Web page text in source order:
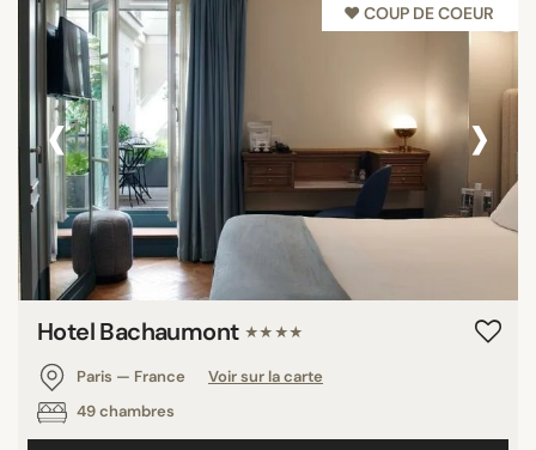
♥︎ COUP DE COEUR
‹ ›
Hotel Bachaumont ★★★★
Paris — France
Voir sur la carte
49 chambres